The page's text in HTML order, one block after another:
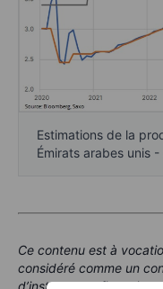
Estimations de la
Émirats arabes unis
Ce contenu est à
considéré comme un
d’instruments